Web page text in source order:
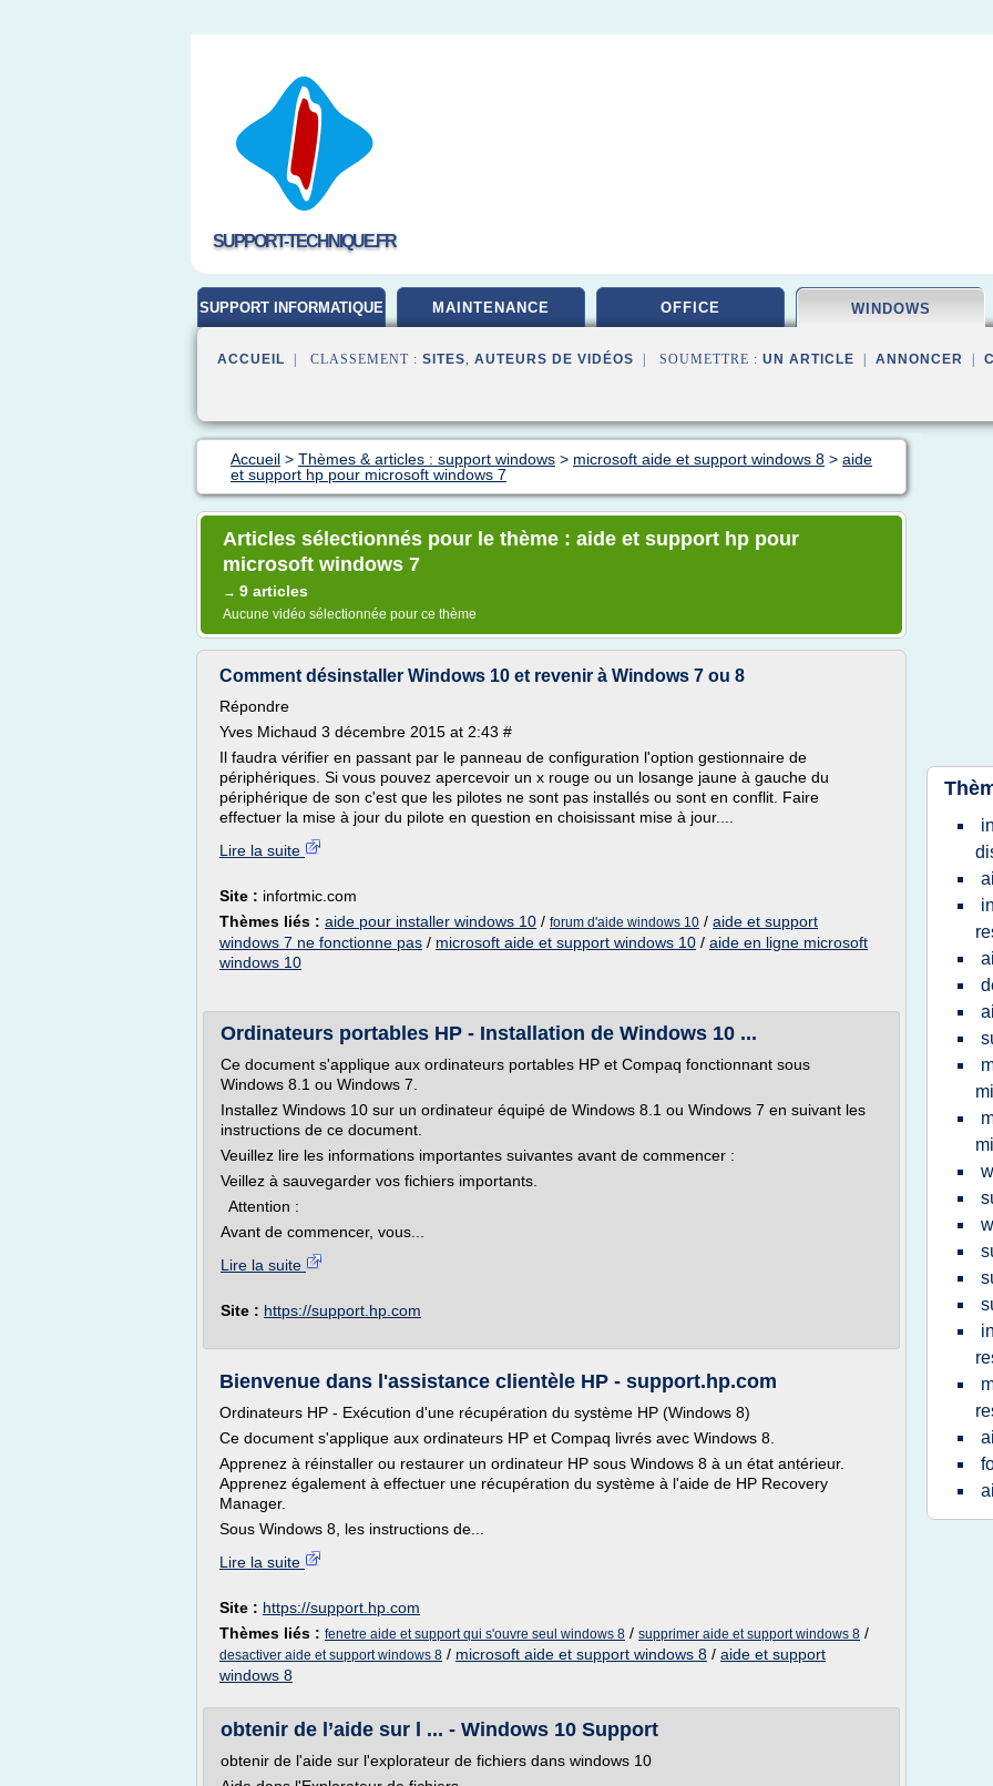
SUPPORT-TECHNIQUE.FR
SUPPORT INFORMATIQUE MAINTENANCE OFFICE WINDOWS
ACCUEIL | CLASSEMENT : SITES, AUTEURS DE VIDÉOS | SOUMETTRE : UN ARTICLE ANNONCER
Accueil > Thèmes & articles : support windows > microsoft aide et support windows 8 > aide
et support hp pour microsoft windows 7
Articles sélectionnés pour le thème : aide et support hp pour
microsoft windows 7
→ 9 articles
Aucune vidéo sélectionnée pour ce thème
Comment désinstaller Windows 10 et revenir à Windows 7 ou 8
Répondre
Yves Michaud 3 décembre 2015 at 2:43 #
Il faudra vérifier en passant par le panneau de configuration l'option gestionnaire de
périphériques. Si vous pouvez apercevoir un x rouge ou un losange jaune à gauche du
périphérique de son c'est que les pilotes ne sont pas installés ou sont en conflit. Faire
effectuer la mise à jour du pilote en question en choisissant mise à jour....
Lire la suite
Site : infortmic.com
Thèmes liés : aide pour installer windows 10 / forum d'aide windows 10 / aide et support
windows 7 ne fonctionne pas / microsoft aide et support windows 10 / aide en ligne microsoft
windows 10
Ordinateurs portables HP - Installation de Windows 10 ...
Ce document s'applique aux ordinateurs portables HP et Compaq fonctionnant sous
Windows 8.1 ou Windows 7.
Installez Windows 10 sur un ordinateur équipé de Windows 8.1 ou Windows 7 en suivant les
instructions de ce document.
Veuillez lire les informations importantes suivantes avant de commencer :
Veillez à sauvegarder vos fichiers importants.
Attention :
Avant de commencer, vous...
Lire la suite
Site : https://support.hp.com
Bienvenue dans l'assistance clientèle HP - support.hp.com
Ordinateurs HP - Exécution d'une récupération du système HP (Windows 8)
Ce document s'applique aux ordinateurs HP et Compaq livrés avec Windows 8.
Apprenez à réinstaller ou restaurer un ordinateur HP sous Windows 8 à un état antérieur.
Apprenez également à effectuer une récupération du système à l'aide de HP Recovery
Manager.
Sous Windows 8, les instructions de...
Lire la suite
Site : https://support.hp.com
Thèmes liés : fenetre aide et support qui s'ouvre seul windows 8 / supprimer aide et support windows 8 /
desactiver aide et support windows 8 / microsoft aide et support windows 8 / aide et support
windows 8
obtenir de l’aide sur l ... - Windows 10 Support
obtenir de l'aide sur l'explorateur de fichiers dans windows 10